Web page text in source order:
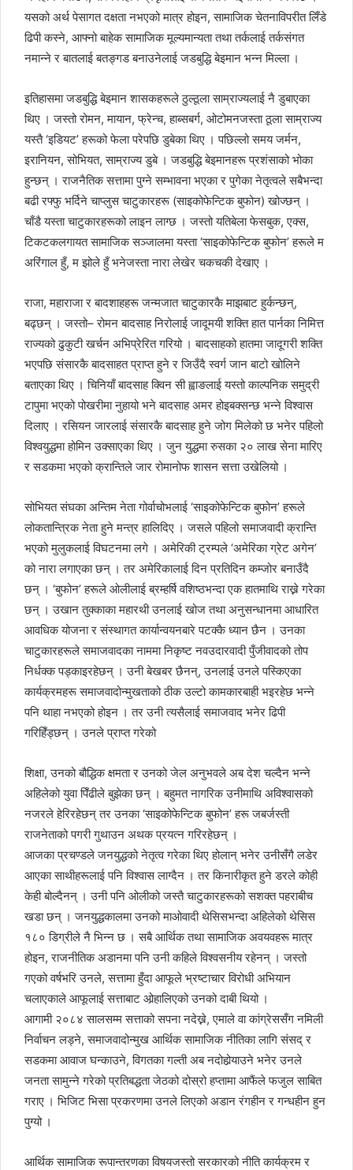
यसको अर्थ पेसागत दक्षता नभएको मात्र होइन, सामाजिक चेतनाविपरीत लिँडे
ढिपी कस्ने, आफ्नो बाहेक सामाजिक मूल्यमान्यता तथा तर्कलाई तर्कसंगत
नमान्ने र बातलाई बतङ्गड बनाउनेलाई जडबुद्धि बेइमान भन्न मिल्ला ।
इतिहासमा जडबुद्धि बेइमान शासकहरूले ठुल्ठूला साम्राज्यलाई नै डुबाएका
थिए । जस्तो रोमन, मायान, फ्रेन्च, हाब्सबर्ग, ओटोमनजस्ता ठूला साम्राज्य
यस्तै ‘इडियट’ हरूको फेला परेपछि डुबेका थिए । पछिल्लो समय जर्मन,
इरानियन, सोभियत, साम्राज्य डुबे । जडबुद्धि बेइमानहरू प्रशंसाको भोका
हुन्छन् । राजनैतिक सत्तामा पुग्ने सम्भावना भएका र पुगेका नेतृत्वले सबैभन्दा
बढी रफ्फु भर्दिने चाप्लुस चाटुकारहरू (साइकोफेन्टिक बुफोन) खोज्छन् ।
चाँडै यस्ता चाटुकारहरूको लाइन लाग्छ । जस्तो यतिबेला फेसबुक, एक्स,
टिकटकलगायत सामाजिक सञ्जालमा यस्ता ‘साइकोफेन्टिक बुफोन’ हरूले म
अरिंगाल हुँ, म झोले हुँ भनेजस्ता नारा लेखेर चकचकी देखाए ।
राजा, महाराजा र बादशाहहरू जन्मजात चाटुकारकै माझबाट हुर्कन्छन्,
बढ्छन् । जस्तो– रोमन बादसाह निरोलाई जादूमयी शक्ति हात पार्नका निमित्त
राज्यको ढुकुटी खर्चन अभिप्रेरित गरियो । बादसाहको हातमा जादूगरी शक्ति
भएपछि संसारकै बादसाहत प्राप्त हुने र जिउँदै स्वर्ग जान बाटो खोलिने
बताएका थिए । चिनियाँ बादसाह क्विन सी ह्वाङलाई यस्तो काल्पनिक समुद्री
टापुमा भएको पोखरीमा नुहायो भने बादसाह अमर होइबक्सन्छ भन्ने विश्वास
दिलाए । रसियन जारलाई संसारकै बादसाह हुने जोग मिलेको छ भनेर पहिलो
विश्वयुद्धमा होमिन उक्साएका थिए । जुन युद्धमा रुसका २० लाख सेना मारिए
र सडकमा भएको क्रान्तिले जार रोमानोफ शासन सत्ता उखेलियो ।
सोभियत संघका अन्तिम नेता गोर्वाचोभलाई ‘साइकोफेन्टिक बुफोन’ हरूले
लोकतान्त्रिक नेता हुने मन्त्र हालिदिए । जसले पहिलो समाजवादी क्रान्ति
भएको मुलुकलाई विघटनमा लगे । अमेरिकी ट्रम्पले ‘अमेरिका ग्रेट अगेन’
को नारा लगाएका छन् । तर अमेरिकालाई दिन प्रतिदिन कम्जोर बनाउँदै
छन् । ‘बुफोन’ हरूले ओलीलाई ब्रम्हर्षि वशिष्ठभन्दा एक हातमाथि राख्ने गरेका
छन् । उखान तुक्काका महारथी उनलाई खोज तथा अनुसन्धानमा आधारित
आवधिक योजना र संस्थागत कार्यान्वयनबारे पटक्कै ध्यान छैन । उनका
चाटुकारहरूले समाजवादका नाममा निकृष्ट नवउदारवादी पुँजीवादको तोप
निर्धक्क पड्काइरहेछन् । उनी बेखबर छैनन्, उनलाई उनले पस्किएका
कार्यक्रमहरू समाजवादोन्मुखताको ठीक उल्टो कामकारबाही भइरहेछ भन्ने
पनि थाहा नभएको होइन । तर उनी त्यसैलाई समाजवाद भनेर ढिपी
गरिहिँड्छन् । उनले प्राप्त गरेको
शिक्षा, उनको बौद्धिक क्षमता र उनको जेल अनुभवले अब देश चल्दैन भन्ने
अहिलेको युवा पिँढीले बुझेका छन् । बहुमत नागरिक उनीमाथि अविश्वासको
नजरले हेरिरहेछन् तर उनका ‘साइकोफेन्टिक बुफोन’ हरू जबर्जस्ती
राजनेताको पगरी गुथाउन अथक प्रयत्न गरिरहेछन् ।
आजका प्रचण्डले जनयुद्धको नेतृत्व गरेका थिए होलान् भनेर उनीसँगै लडेर
आएका साथीहरूलाई पनि विश्वास लाग्दैन । तर किनारीकृत हुने डरले कोही
केही बोल्दैनन् । उनी पनि ओलीको जस्तै चाटुकारहरूको सशक्त पहराबीच
खडा छन् । जनयुद्धकालमा उनको माओवादी थेसिसभन्दा अहिलेको थेसिस
१८० डिग्रीले नै भिन्न छ । सबै आर्थिक तथा सामाजिक अवयवहरू मात्र
होइन, राजनीतिक अडानमा पनि उनी कहिले विश्वसनीय रहेनन् । जस्तो
गएको वर्षभरि उनले, सत्तामा हुँदा आफूले भ्रष्टाचार विरोधी अभियान
चलाएकाले आफूलाई सत्ताबाट ओर्‍हालिएको उनको दाबी थियो ।
आगामी २०८४ सालसम्म सत्ताको सपना नदेख्ने, एमाले वा कांग्रेससँग नमिली
निर्वाचन लड्ने, समाजवादोन्मुख आर्थिक सामाजिक नीतिका लागि संसद् र
सडकमा आवाज घन्काउने, विगतका गल्ती अब नदोहोर्‍याउने भनेर उनले
जनता सामुन्ने गरेको प्रतिबद्धता जेठको दोस्रो हप्तामा आफैंले फजुल साबित
गराए । भिजिट भिसा प्रकरणमा उनले लिएको अडान रंगहीन र गन्धहीन हुन
पुग्यो ।
आर्थिक सामाजिक रूपान्तरणका विषयजस्तो सरकारको नीति कार्यक्रम र